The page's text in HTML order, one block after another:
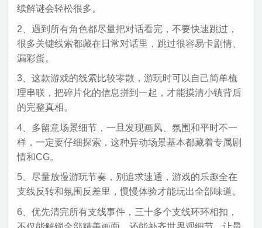
续解谜会轻松很多。
2、遇到所有角色都尽量把对话看完，不要快速跳过，
很多关键线索都藏在日常对话里，跳过很容易卡剧情、
漏彩蛋。
3、这款游戏的线索比较零散，游玩时可以自己简单梳
理串联，把碎片化的信息拼到一起，才能摸清小镇背后
的完整真相。
4、多留意场景细节，一旦发现画风、氛围和平时不一
样，一定要仔细探索，这种异动场景基本都藏着专属剧
情和CG。
5、尽量放慢游玩节奏，别追求速通，游戏的乐趣全在
支线反转和氛围反差里，慢慢体验才能玩出全部味道。
6、优先清完所有支线事件，三十多个支线环环相扣，